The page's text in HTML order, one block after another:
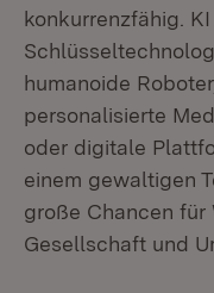
konkurrenzfähig.
humanoide
personalisierte
oder digitale
einem gewaltigen
große Chancen für
Gesellschaft und